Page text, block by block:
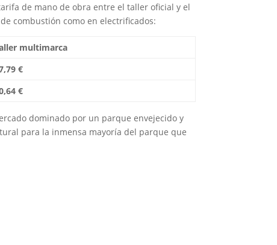
de mano de obra entre el taller oficial y el
combustión como en electrificados:
multimarca
€
€
dominado por un parque envejecido y
para la inmensa mayoría del parque que